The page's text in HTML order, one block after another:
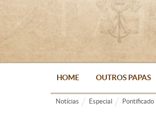
HOME OUTROS PAPAS
Notícias Especial Pontificado